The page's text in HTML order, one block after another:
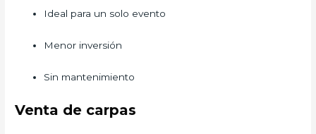
Ideal para un solo evento
Menor inversión
Sin mantenimiento
Venta de carpas